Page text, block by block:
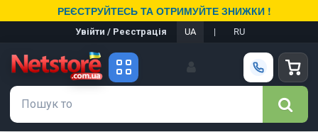
РЕЄСТРУЙТЕСЬ ТА ОТРИМУЙТЕ ЗНИЖКИ !
Увійти / Реєстрація UA | RU